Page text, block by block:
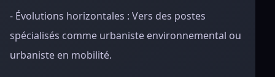
- Évolutions horizontales : Vers des postes
spécialisés comme urbaniste environnemental ou
urbaniste en mobilité.